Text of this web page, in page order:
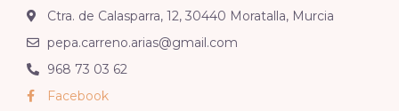
Ctra. de Calasparra, 12, 30440 Moratalla, Murcia
pepa.carreno.arias@gmail.com
968 73 03 62
Facebook